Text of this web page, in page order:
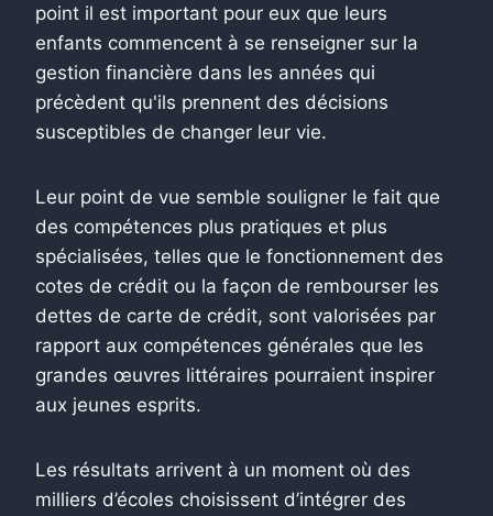
point il est important pour eux que leurs
enfants commencent à se renseigner sur la
gestion financière dans les années qui
précèdent qu'ils prennent des décisions
susceptibles de changer leur vie.
Leur point de vue semble souligner le fait que
des compétences plus pratiques et plus
spécialisées, telles que le fonctionnement des
cotes de crédit ou la façon de rembourser les
dettes de carte de crédit, sont valorisées par
rapport aux compétences générales que les
grandes œuvres littéraires pourraient inspirer
aux jeunes esprits.
Les résultats arrivent à un moment où des
milliers d’écoles choisissent d’intégrer des